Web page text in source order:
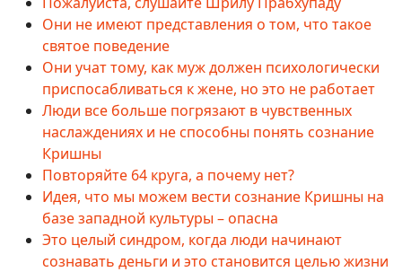
Они не имеют представления о том, что такое
святое поведение
Они учат тому, как муж должен психологически
приспосабливаться к жене, но это не работает
Люди все больше погрязают в чувственных
наслаждениях и не способны понять сознание
Кришны
Повторяйте 64 круга, а почему нет?
Идея, что мы можем вести сознание Кришны на
базе западной культуры – опасна
Это целый синдром, когда люди начинают
сознавать деньги и это становится целью жизни